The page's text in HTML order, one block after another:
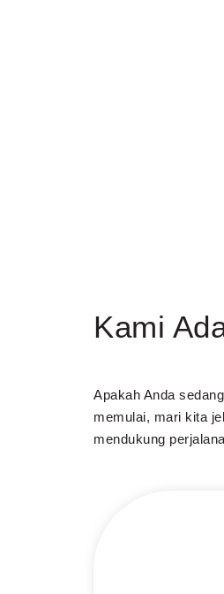
Kami
Apakah Anda
memulai, mari kita
mendukung